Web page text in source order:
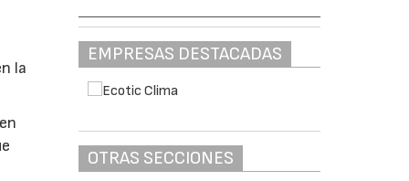
la
EMPRESAS DESTACADAS
OTRAS SECCIONES